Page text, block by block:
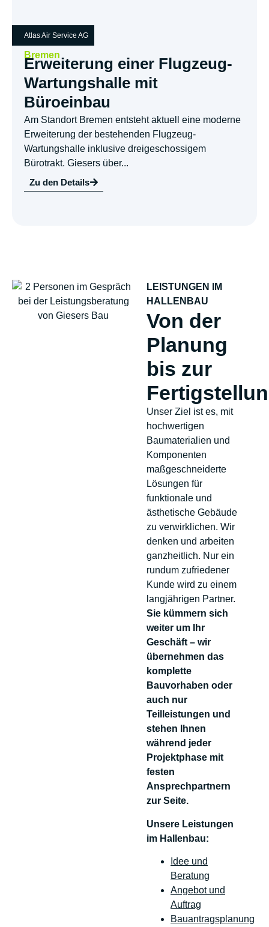
Atlas Air Service AG
Bremen
Erweiterung einer Flugzeug-
Wartungshalle mit
Büroeinbau
Am Standort Bremen entsteht aktuell eine moderne
Erweiterung der bestehenden Flugzeug-
Wartungshalle inklusive dreigeschossigem
Bürotrakt. Giesers über...
Zu den Details
LEISTUNGEN IM
HALLENBAU
Von der
Planung
bis zur
Unser Ziel ist es, mit
hochwertigen
Baumaterialien und
Komponenten
maßgeschneiderte
Lösungen für
funktionale und
ästhetische Gebäude
zu verwirklichen. Wir
denken und arbeiten
ganzheitlich. Nur ein
rundum zufriedener
Kunde wird zu einem
langjährigen Partner.
Sie kümmern sich
weiter um Ihr
Geschäft – wir
übernehmen das
komplette
Bauvorhaben oder
auch nur
Teilleistungen und
stehen Ihnen
während jeder
Projektphase mit
festen
Ansprechpartnern
zur Seite.
Unsere Leistungen
im Hallenbau:
Idee und
Beratung
Angebot und
Auftrag
Bauantragsplanung